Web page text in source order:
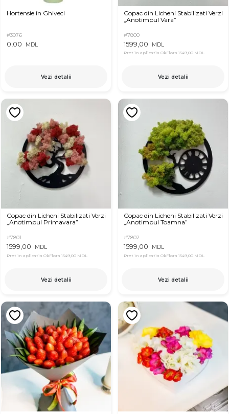
Hortensie în Ghiveci
#3076
0,00 MDL
Vezi detalii
Copac din Licheni Stabilizati Verzi
„Anotimpul Vara”
#7800
1599,00 MDL
Pret in aplicatia OkFlora 1549,00 MDL
Vezi detalii
Copac din Licheni Stabilizati Verzi
„Anotimpul Primavara”
#7801
1599,00 MDL
Pret in aplicatia OkFlora 1549,00 MDL
Vezi detalii
Copac din Licheni Stabilizati Verzi
„Anotimpul Toamna”
#7802
1599,00 MDL
Pret in aplicatia OkFlora 1549,00 MDL
Vezi detalii